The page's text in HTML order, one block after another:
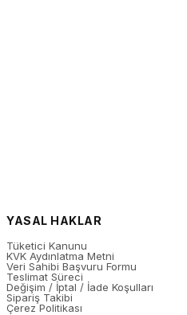
YASAL HAKLAR
Tüketici Kanunu
KVK Aydınlatma Metni
Veri Sahibi Başvuru Formu
Teslimat Süreci
Değişim / İptal / İade Koşulları
Sipariş Takibi
Çerez Politikası